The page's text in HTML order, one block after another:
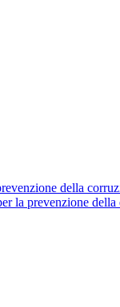
della
la prevenzione